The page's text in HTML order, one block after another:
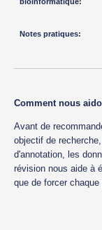
Comment nous
Avant de
objectif de
d'annotation, les
révision nous aide à
que de forcer